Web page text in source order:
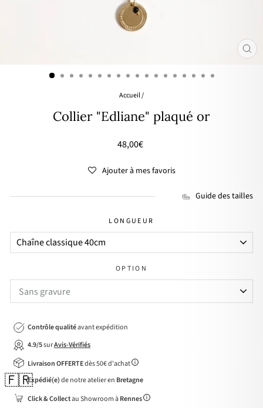
Accueil/
Collier "Edliane" plaqué or
Prix
48,00€
Ajouter à mes favoris
Guide des tailles
LONGUEUR
OPTION
Contrôle qualitéavant expédition
4.9/5surAvis-Vérifiés
Livraison OFFERTEdès 50€ d'achat
🇫🇷Expédié(e)de notre atelier en Bretagne
Click & Collectau Showroom àRennes